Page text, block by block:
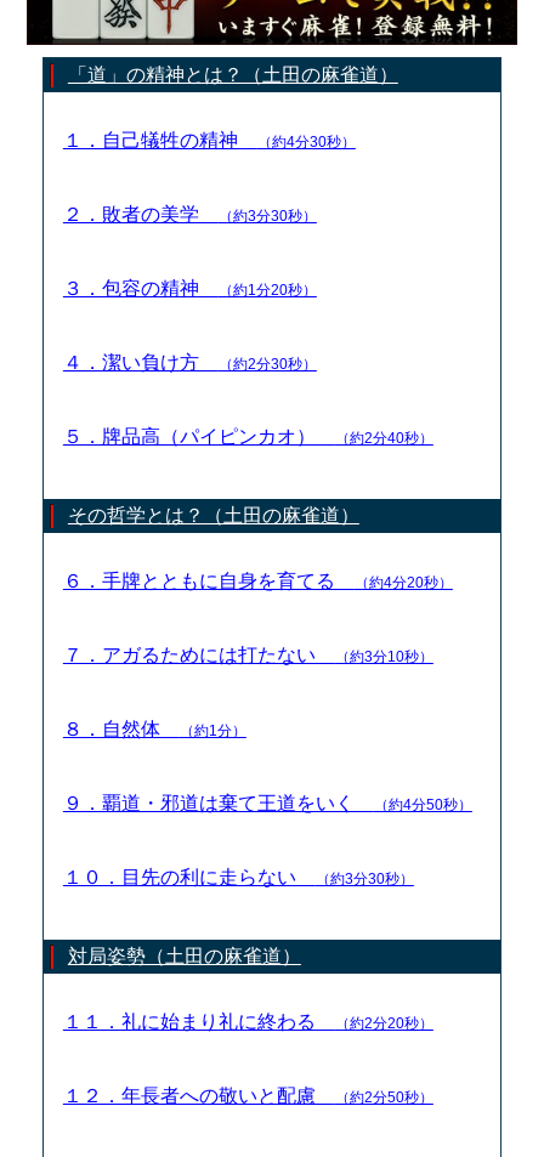
「道」の精神とは？（土田の麻雀道）
１．自己犠牲の精神 （約4分30秒）
２．敗者の美学 （約3分30秒）
３．包容の精神 （約1分20秒）
４．潔い負け方 （約2分30秒）
５．牌品高（パイピンカオ） （約2分40秒）
その哲学とは？（土田の麻雀道）
６．手牌とともに自身を育てる （約4分20秒）
７．アガるためには打たない （約3分10秒）
８．自然体 （約1分）
９．覇道・邪道は棄て王道をいく （約4分50秒）
１０．目先の利に走らない （約3分30秒）
対局姿勢（土田の麻雀道）
１１．礼に始まり礼に終わる （約2分20秒）
１２．年長者への敬いと配慮 （約2分50秒）